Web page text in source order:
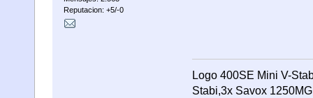
Reputacion: +5/-0
Logo 400SE Mini V-
Stabi,3x Savox